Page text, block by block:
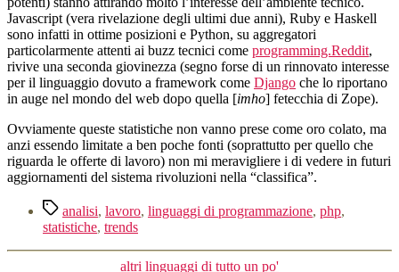
Javascript (vera rivelazione degli ultimi due anni), Ruby e Haskell
sono infatti in ottime posizioni e Python, su aggregatori
particolarmente attenti ai buzz tecnici come programming.Reddit,
rivive una seconda giovinezza (segno forse di un rinnovato interesse
per il linguaggio dovuto a framework come Django che lo riportano
in auge nel mondo del web dopo quella [imho] fetecchia di Zope).
Ovviamente queste statistiche non vanno prese come oro colato, ma
anzi essendo limitate a ben poche fonti (soprattutto per quello che
riguarda le offerte di lavoro) non mi meravigliere i di vedere in futuri
aggiornamenti del sistema rivoluzioni nella “classifica”.
Tag analisi, lavoro, linguaggi di programmazione, php,
statistiche, trends
Categorie
altri linguaggi di tutto un po'